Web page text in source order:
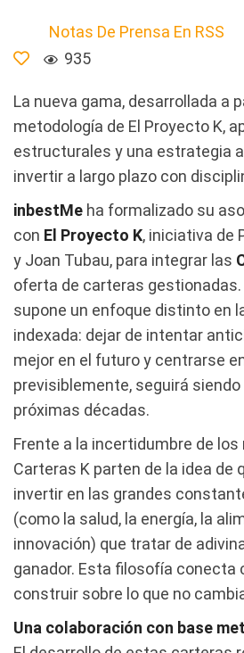
Notas De Prensa En RSS
935
La nueva gama, desarrollada a
metodología de El Proyecto K,
estructurales y una estrategia
invertir a largo plazo con
inbestMe ha formalizado su
con El Proyecto K, iniciativa de
y Joan Tubau, para integrar las
oferta de carteras
supone un enfoque distinto en
indexada: dejar de intentar
mejor en el futuro y centrarse
previsiblemente, seguirá
próximas décadas.
Frente a la incertidumbre de los
Carteras K parten de la idea de
invertir en las grandes
(como la salud, la energía, la
innovación) que tratar de
ganador. Esta filosofía conecta
construir sobre lo que no
Una colaboración con base